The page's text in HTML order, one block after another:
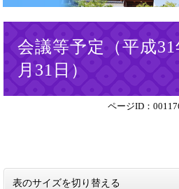
会議等予定（平成
月31日）
ページID：
表のサイズを切り替える